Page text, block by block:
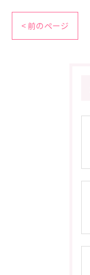
< 前のページ